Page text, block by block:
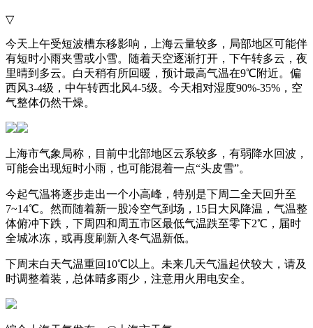
▽
今天上午受短波槽东移影响，上海云量较多，局部地区可能伴
有短时小雨夹雪或小雪。随着天空逐渐打开，下午转多云，夜
里晴到多云。白天稍有所回暖，预计最高气温在9℃附近。偏
西风3-4级，中午转西北风4-5级。今天相对湿度90%-35%，空
气整体仍然干燥。
上海市气象局称，目前中北部地区云系较多，有弱降水回波，
可能会出现短时小雨，也可能混着一点“头皮雪”。
今起气温将逐步走出一个小高峰，特别是下周二全天回升至
7~14℃。然而随着新一股冷空气到场，15日大风降温，气温整
体俯冲下跌，下周四和周五市区最低气温跌至零下2℃，届时
全城冰冻，或再度刷新入冬气温新低。
下周末白天气温重回10℃以上。未来几天气温起伏较大，请及
时调整着装，总体晴多雨少，注意用火用电安全。